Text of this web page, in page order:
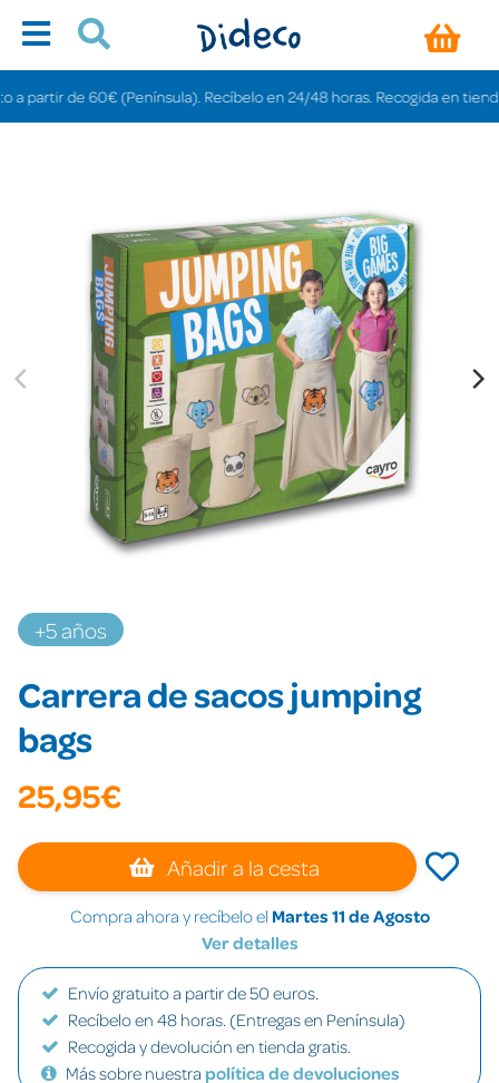
de 60€ (Península). Recíbelo en 24/48 horas. Recogida en tiendas
+5 años
Carrera de sacos jumping
bags
25,95€
Añadir a la cesta
Compra ahora y recíbelo el Martes 11 de Agosto
Ver detalles
Envío gratuito a partir de 50 euros.
Recíbelo en 48 horas. (Entregas en Península)
Recogida y devolución en tienda gratis.
Más sobre nuestra política de devoluciones